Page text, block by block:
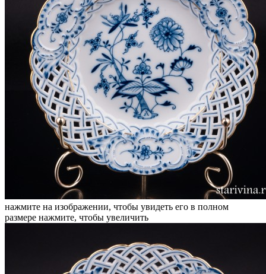
нажмите на изображении, чтобы увидеть его в полном
размере нажмите, чтобы увеличить